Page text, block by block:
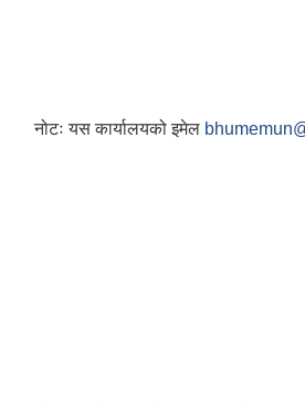
नोटः यस कार्यालयको इमेल